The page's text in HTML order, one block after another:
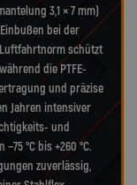
3,1 × 7 mm)
bei der
schützt
die PTFE-
und präzise
Jahren intensiver
und
°C bis +260 °C.
zuverlässig,